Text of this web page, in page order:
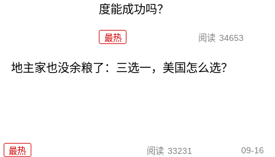
度能成功吗？
最热 阅读 34653
地主家也没余粮了：三选一，美国怎么选？
最热 阅读 33231 09-16